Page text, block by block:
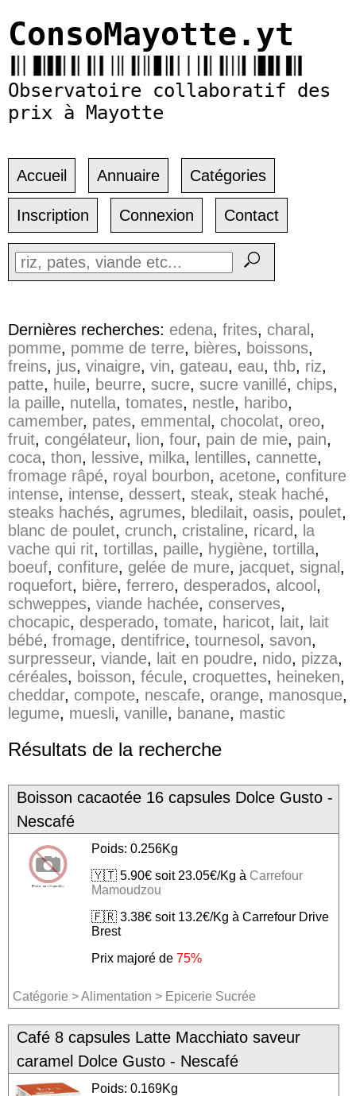
ConsoMayotte.yt
Observatoire collaboratif des
prix à Mayotte
Accueil Annuaire Catégories
Inscription Connexion Contact
Dernières recherches: edena, frites, charal ,
pomme, pomme de terre, bières, boissons,
freins, jus, vinaigre, vin, gateau, eau, thb, riz,
patte, huile, beurre, sucre, sucre vanillé, chips,
la paille, nutella, tomates, nestle, haribo,
camember, pates, emmental , chocolat, oreo,
fruit, congélateur, lion, four, pain de mie, pain,
coca, thon, lessive, milka, lentilles, cannette,
fromage râpé, royal bourbon, acetone, confiture
intense, intense, dessert, steak, steak haché,
steaks hachés, agrumes, bledilait, oasis, poulet,
blanc de poulet, crunch, cristaline, ricard, la
vache qui rit, tortillas, paille, hygiène, tortilla,
boeuf, confiture, gelée de mure, jacquet, signal ,
roquefort, bière, ferrero, desperados, alcool ,
schweppes, viande hachée, conserves,
chocapic, desperado, tomate, haricot, lait, lait
bébé, fromage, dentifrice, tournesol , savon,
surpresseur, viande, lait en poudre, nido, pizza,
céréales, boisson, fécule, croquettes, heineken,
cheddar, compote, nescafe, orange, manosque,
legume, muesli, vanille, banane, mastic
Résultats de la recherche
Boisson cacaotée 16 capsules Dolce Gusto -
Nescafé
Poids: 0.256Kg
🇾🇹 5.90€ soit 23.05€/Kg à Carrefour
Mamoudzou
🇫🇷 3.38€ soit 13.2€/Kg à Carrefour Drive
Brest
Prix majoré de 75%
Catégorie >Alimentation > Epicerie Sucrée
Café 8 capsules Latte Macchiato saveur
caramel Dolce Gusto - Nescafé
Poids: 0.169Kg